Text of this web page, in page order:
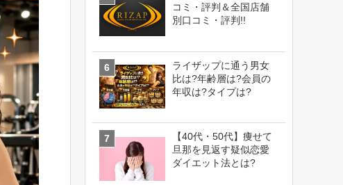
コミ・評判＆全国店舗
別口コミ・評判!!
ライザップに通う男女
比は?年齢層は?会員の
年収は?タイプは?
【40代・50代】痩せて
旦那を見返す疑似恋愛
ダイエット法とは?